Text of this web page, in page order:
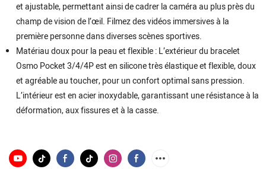
et ajustable, permettant ainsi de cadrer la caméra au plus près du
champ de vision de l’œil. Filmez des vidéos immersives à la
première personne dans diverses scènes sportives.
Matériau doux pour la peau et flexible : L’extérieur du bracelet
Osmo Pocket 3/4/4P est en silicone très élastique et flexible, doux
et agréable au toucher, pour un confort optimal sans pression.
L’intérieur est en acier inoxydable, garantissant une résistance à la
déformation, aux fissures et à la casse.